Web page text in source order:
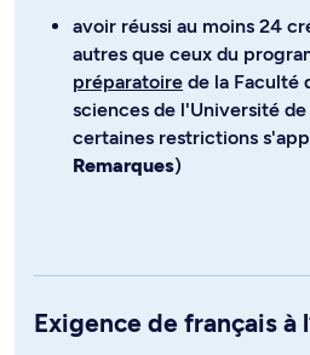
avoir réussi au moins 24
autres que ceux du
préparatoire de la Faculté
sciences de l'Université
certaines restrictions
Remarques)
Exigence de français à